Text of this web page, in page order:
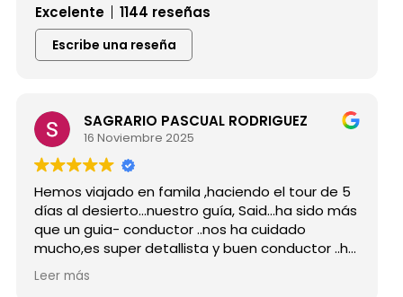
Excelente
1144 reseñas
Escribe una reseña
SAGRARIO PASCUAL RODRIGUEZ
16 Noviembre 2025
viajado en famila ,haciendo el tour de 5
desierto...nuestro guía, Said...ha sido más
guia- conductor ..nos ha cuidado
super detallista y buen conductor ..ha
atento a todas nuestras peticiones y
muchos lugares
grupo
Desde